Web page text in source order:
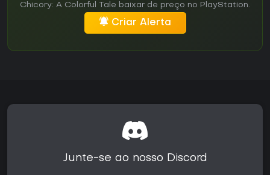
Chicory: A Colorful Tale baixar de preço no PlayStation.
Criar Alerta
Junte-se ao nosso Discord